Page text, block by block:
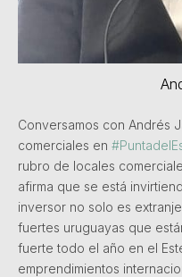
Conversamos con Andrés
comerciales en
rubro de locales
afirma que se está
inversor no solo es
fuertes uruguayas que
fuerte todo el año en el
emprendimientos